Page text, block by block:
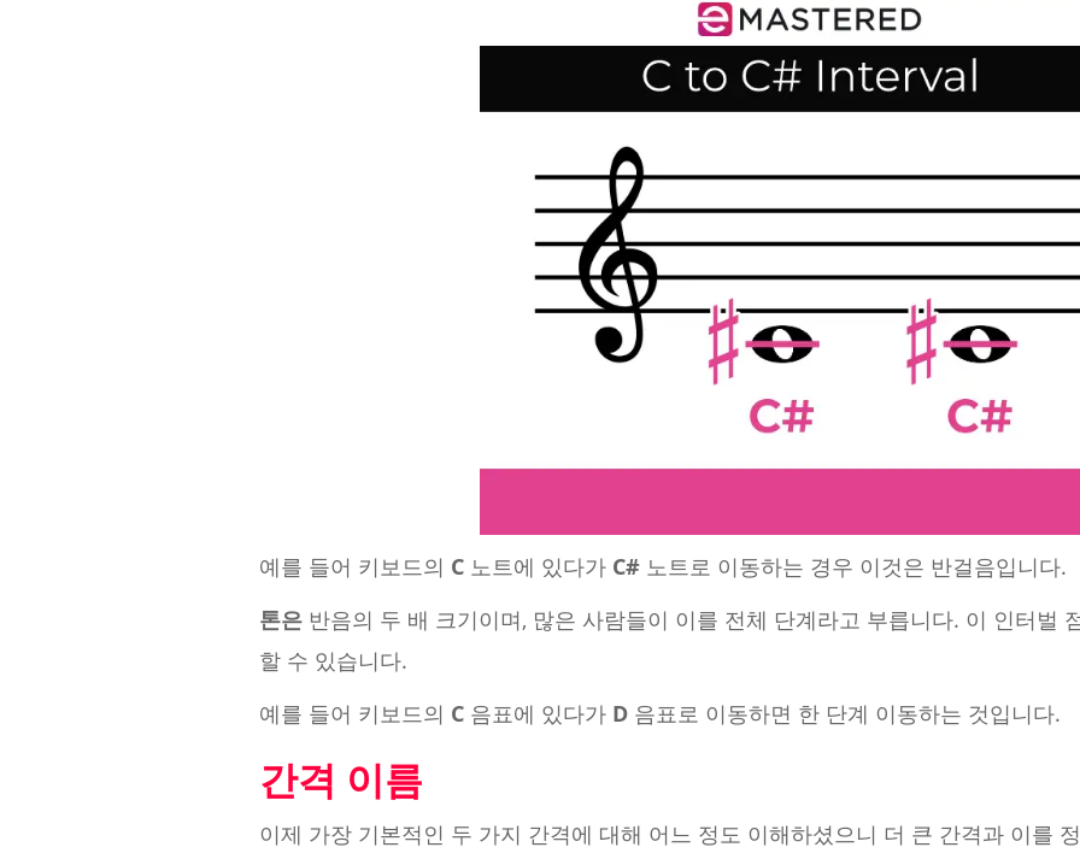
예를 들어 키보드의 C 노트에 있다가 C# 노트로 이동하는 경우 이것은 반걸음입니다.
톤은 반음의 두 배 크기이며, 많은 사람들이 이를 전체 단계라고 부릅니다. 이 인터벌
할 수 있습니다.
예를 들어 키보드의 C 음표에 있다가 D 음표로 이동하면 한 단계 이동하는 것입니다.
간격 이름
이제 가장 기본적인 두 가지 간격에 대해 어느 정도 이해하셨으니 더 큰 간격과 이를